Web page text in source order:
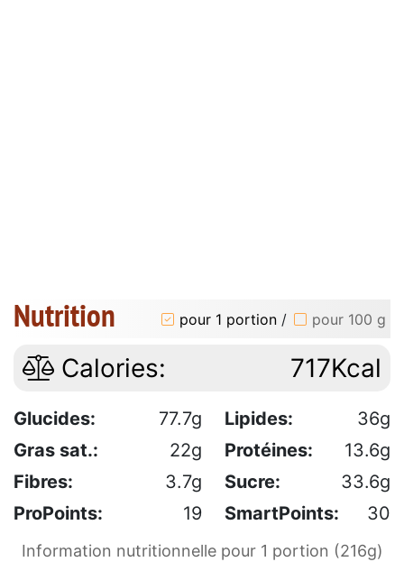
Nutrition pour 1 portion / pour 100 g
Calories: 717Kcal
Glucides: 77.7g Lipides:
36g
Gras sat.:
22g Protéines:
13.6g
Fibres:
3.7g Sucre:
33.6g
ProPoints:
19 SmartPoints: 30
Information nutritionnelle pour 1 portion (216g)